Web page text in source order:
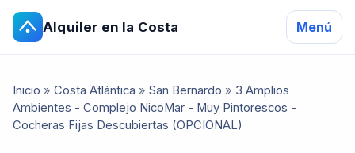
Alquiler en la Costa Menú
Inicio » Costa Atlántica » San Bernardo » 3 Amplios
Ambientes - Complejo NicoMar - Muy Pintorescos -
Cocheras Fijas Descubiertas (OPCIONAL)